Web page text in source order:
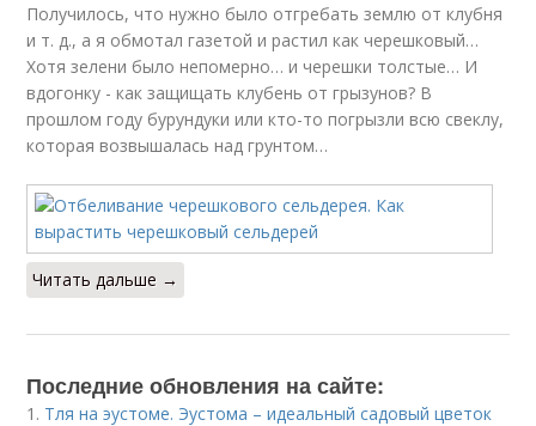
Получилось, что нужно было отгребать землю от клубня
и т. д., а я обмотал газетой и растил как черешковый…
Хотя зелени было непомерно… и черешки толстые… И
вдогонку - как защищать клубень от грызунов? В
прошлом году бурундуки или кто-то погрызли всю свеклу,
которая возвышалась над грунтом…
Читать дальше →
Последние обновления на сайте:
1. Тля на эустоме. Эустома – идеальный садовый цветок